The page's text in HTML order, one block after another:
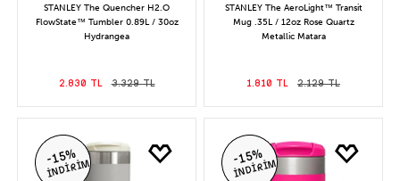
STANLEY The Quencher H2.O
FlowState™ Tumbler 0.89L / 30oz
Hydrangea
2.830 TL 3.329 TL
STANLEY The AeroLight™ Transit
Mug .35L / 12oz Rose Quartz
Metallic Matara
1.810 TL 2.129 TL
-15%
İNDİRİM
-15%
İNDİRİM